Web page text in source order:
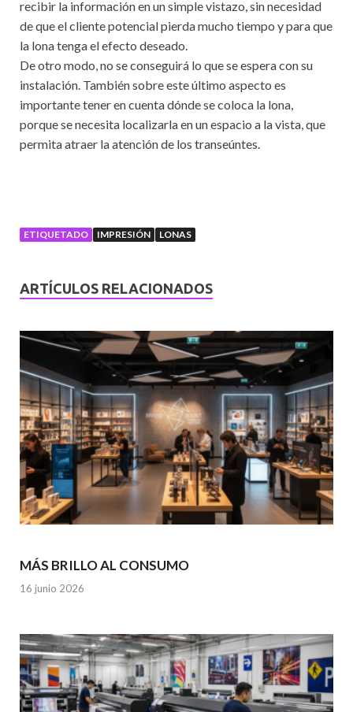
recibir la información en un simple vistazo, sin necesidad
de que el cliente potencial pierda mucho tiempo y para que
la lona tenga el efecto deseado.
De otro modo, no se conseguirá lo que se espera con su
instalación. También sobre este último aspecto es
importante tener en cuenta dónde se coloca la lona,
porque se necesita localizarla en un espacio a la vista, que
permita atraer la atención de los transeúntes.
ETIQUETADO IMPRESIÓN LONAS
ARTÍCULOS RELACIONADOS
MÁS BRILLO AL CONSUMO
16 junio 2026